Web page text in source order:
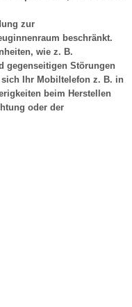
zur
beschränkt.
wie z. B.
gegenseitigen Störungen
Ihr Mobiltelefon z. B. in
beim Herstellen
oder der